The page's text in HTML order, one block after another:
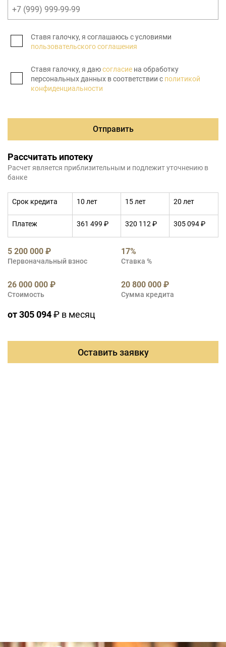
Ставя галочку, я соглашаюсь с условиями
пользовательского соглашения
Ставя галочку, я даюсогласие на обработку
персональных данных в соответствии с политикой
конфиденциальности
Отправить
Рассчитать ипотеку
Расчет является приблизительным и подлежит уточнению в
банке
Срок кредита 10 лет 15 лет 20 лет
Платеж 361 499 ₽ 320 112 ₽ 305 094 ₽
5 200 000 ₽
Первоначальный взнос
17%
Ставка %
26 000 000 ₽
Стоимость
20 800 000 ₽
Сумма кредита
от 305 094₽ в месяц
Оставить заявку